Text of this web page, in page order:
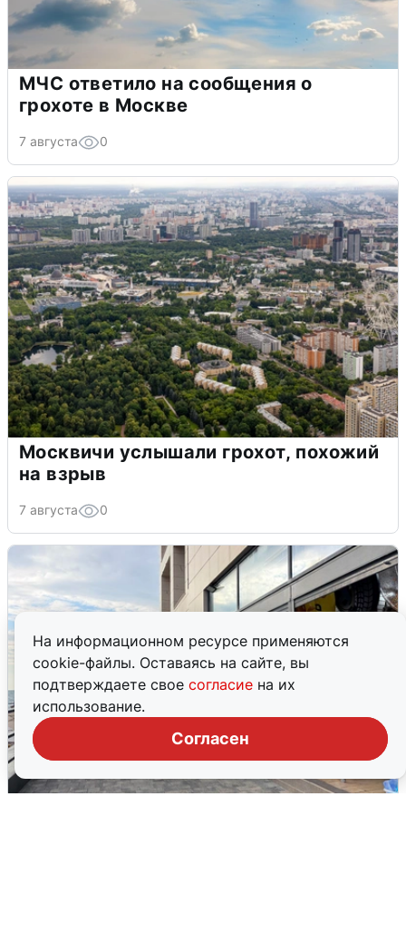
На информационном ресурсе применяются
cookie-файлы. Оставаясь на сайте, вы
подтверждаете свое согласие на их
использование.
Согласен
МЧС ответило на сообщения о
грохоте в Москве
7 августа 0
Москвичи услышали грохот, похожий
на взрыв
7 августа 0